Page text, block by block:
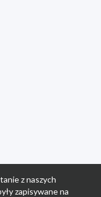
z naszych
zapisywane na